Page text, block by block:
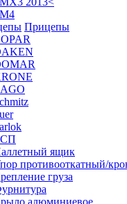
Прицепы
ящик
противооткатный/
груза
алюминиевое